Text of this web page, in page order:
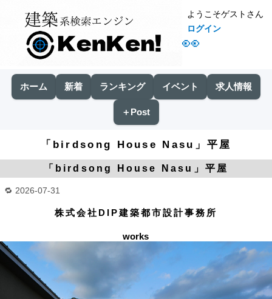
👀
ようこそゲストさん
ログイン
ホーム 新着 ランキング イベント 求人情報
＋Post
「birdsong House Nasu」平屋
「birdsong House Nasu」平屋
2026-07-31
株式会社DIP建築都市設計事務所
works